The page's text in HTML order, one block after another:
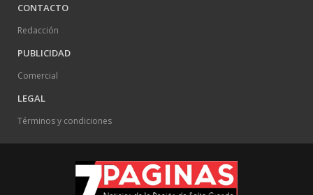
CONTACTO
Redacción
PUBLICIDAD
Comercial
LEGAL
Términos y condiciones